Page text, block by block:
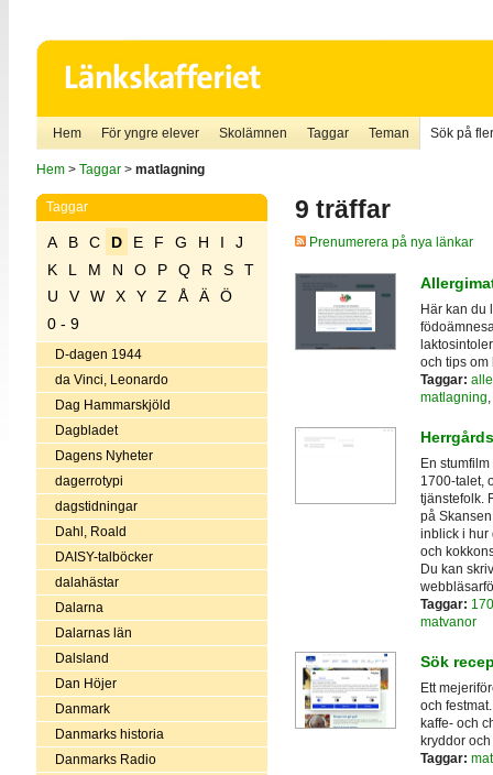
Hem För yngre elever Skolämnen Taggar Teman Sök på
Hem> Taggar> matlagning
Taggar
A B C D E F G H I
J
K
L M N O P Q R S
T
U
V W X Y Z Å Ä
Ö
0 - 9
D-dagen 1944
da Vinci, Leonardo
Dag Hammarskjöld
Dagbladet
Dagens Nyheter
dagerrotypi
dagstidningar
Dahl, Roald
DAISY-talböcker
dalahästar
Dalarna
Dalarnas län
Dalsland
Dan Höjer
Danmark
Danmarks historia
Danmarks Radio
9 träffar
Prenumerera på nya länkar
Här kan du
och tips om
Taggar:
matlagning
En
1700-talet,
tjänstefolk.
på
inblick i hur
och
Du kan
Taggar:
matvanor
Sök
Ett
och
kaffe- och
kryddor
Taggar: